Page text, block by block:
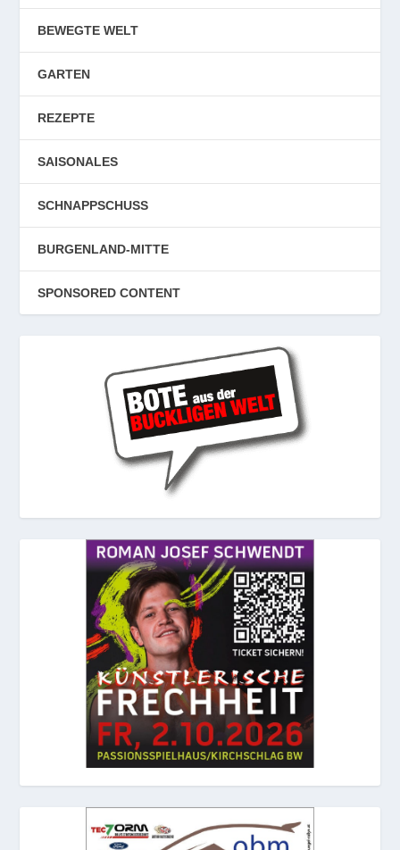
BEWEGTE WELT
GARTEN
REZEPTE
SAISONALES
SCHNAPPSCHUSS
BURGENLAND-MITTE
SPONSORED CONTENT